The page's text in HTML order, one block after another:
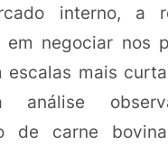
interno, a
em negociar nos
escalas mais
análise
de carne